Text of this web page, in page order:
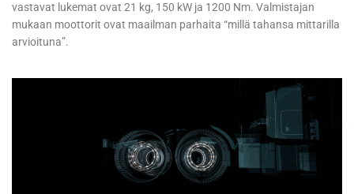
vastavat lukemat ovat 21 kg, 150 kW ja 1200 Nm. Valmistajan
mukaan moottorit ovat maailman parhaita “millä tahansa mittarilla
arvioituna”.